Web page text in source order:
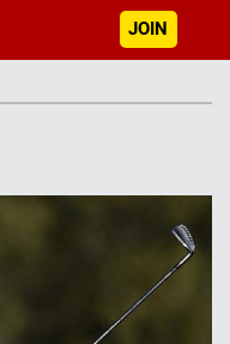
JOIN